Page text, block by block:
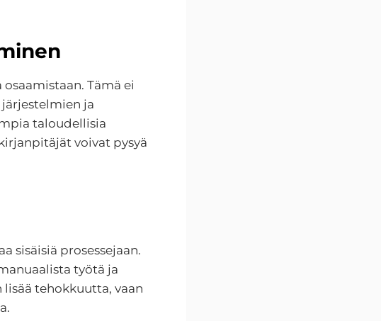
Tämä ei
ja
taloudellisia
voivat pysyä
sisäisiä prosessejaan.
työtä ja
tehokkuutta, vaan